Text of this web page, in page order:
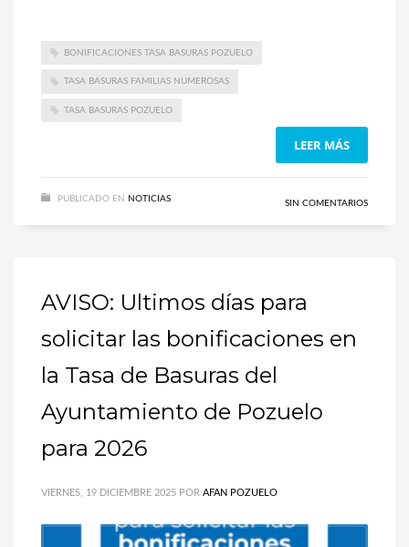
BONIFICACIONES TASA BASURAS POZUELO
TASA BASURAS FAMILIAS NUMEROSAS
TASA BASURAS POZUELO
LEER MÁS
PUBLICADO EN NOTICIAS SIN COMENTARIOS
AVISO: Ultimos días para
solicitar las bonificaciones en
la Tasa de Basuras del
Ayuntamiento de Pozuelo
para 2026
VIERNES, 19 DICIEMBRE 2025 POR AFAN POZUELO